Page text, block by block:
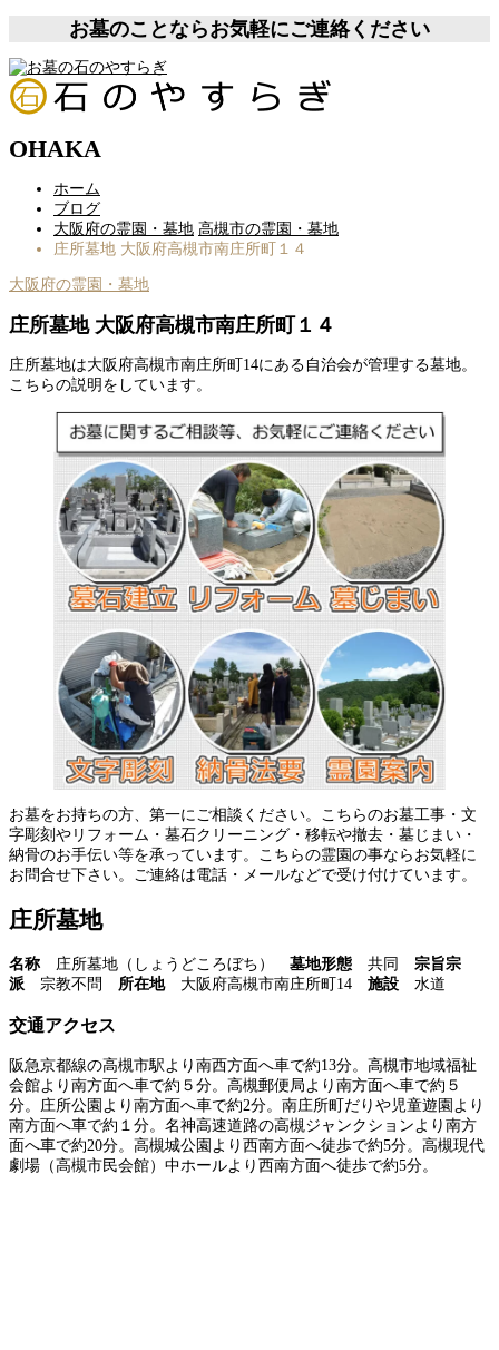
お墓のことならお気軽にご連絡ください
OHAKA
ホーム
ブログ
大阪府の霊園・墓地 高槻市の霊園・墓地
庄所墓地 大阪府高槻市南庄所町１４
大阪府の霊園・墓地
庄所墓地 大阪府高槻市南庄所町１４
庄所墓地は大阪府高槻市南庄所町14にある自治会が管理する墓地。
こちらの説明をしています。
お墓をお持ちの方、第一にご相談ください。こちらのお墓工事・文
字彫刻やリフォーム・墓石クリーニング・移転や撤去・墓じまい・
納骨のお手伝い等を承っています。こちらの霊園の事ならお気軽に
お問合せ下さい。ご連絡は電話・メールなどで受け付けています。
庄所墓地
名称 庄所墓地（しょうどころぼち） 墓地形態 共同 宗旨宗
派 宗教不問 所在地大阪府高槻市南庄所町14 施設 水道
交通アクセス
阪急京都線の高槻市駅より南西方面へ車で約13分。高槻市地域福祉
会館より南方面へ車で約５分。高槻郵便局より南方面へ車で約５
分。庄所公園より南方面へ車で約2分。南庄所町だりや児童遊園より
南方面へ車で約１分。名神高速道路の高槻ジャンクションより南方
面へ車で約20分。高槻城公園より西南方面へ徒歩で約5分。高槻現代
劇場（高槻市民会館）中ホールより西南方面へ徒歩で約5分。